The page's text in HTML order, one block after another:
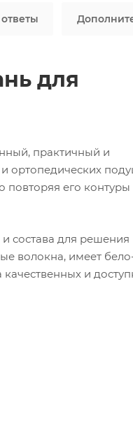
для
практичный и
ортопедических
повторяя его контуры
состава для решения
волокна, имеет
и